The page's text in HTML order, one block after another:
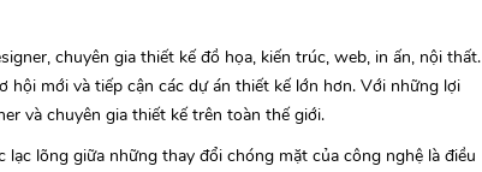
chuyên gia thiết kế đồ họa, kiến trúc, web, in ấn, nội thất.
mới và tiếp cận các dự án thiết kế lớn hơn. Với những lợi
và chuyên gia thiết kế trên toàn thế giới.
lõng giữa những thay đổi chóng mặt của công nghệ là điều